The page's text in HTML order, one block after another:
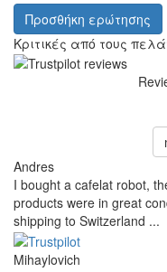
Προσθήκη ερώτησης
Κριτικές από τους
Andres
I bought a cafelat robot,
products were in great
shipping to Switzerland ...
Mihaylovich